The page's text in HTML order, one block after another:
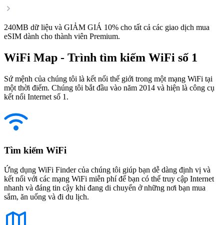
240MB dữ liệu và GIẢM GIÁ 10% cho tất cả các giao dịch mua
eSIM dành cho thành viên Premium.
WiFi Map - Trình tìm kiếm WiFi số 1
Sứ mệnh của chúng tôi là kết nối thế giới trong một mạng WiFi tại
một thời điểm. Chúng tôi bắt đầu vào năm 2014 và hiện là công cụ
kết nối Internet số 1.
Tìm kiếm WiFi
Ứng dụng WiFi Finder của chúng tôi giúp bạn dễ dàng định vị và
kết nối với các mạng WiFi miễn phí để bạn có thể truy cập Internet
nhanh và đáng tin cậy khi đang di chuyển ở những nơi bạn mua
sắm, ăn uống và đi du lịch.